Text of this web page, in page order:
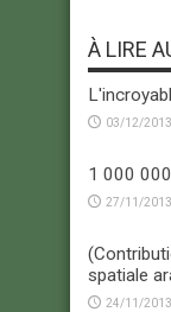
À LIRE
03/12/2013
1 000
27/11/2013
spatiale
24/11/2013